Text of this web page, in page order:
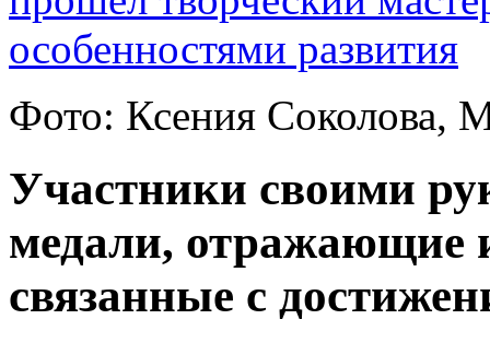
Фото: Ксения Соколова,
Участники своими
медали, отражающие
связанные с